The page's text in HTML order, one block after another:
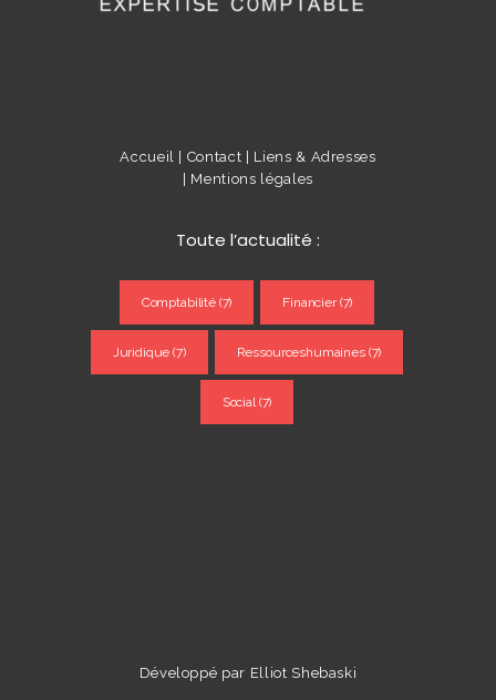
Accueil | Contact | Liens & Adresses
| Mentions légales
Toute l’actualité :
Comptabilité(7) Financier(7)
Juridique (7) Ressourceshumaines(7)
Social (7)
Développé par Elliot Shebaski